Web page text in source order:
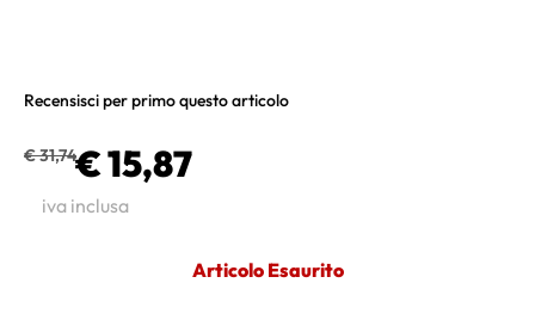
Recensisci per primo questo articolo
€ 31,74€ 15,87
iva inclusa
Articolo Esaurito